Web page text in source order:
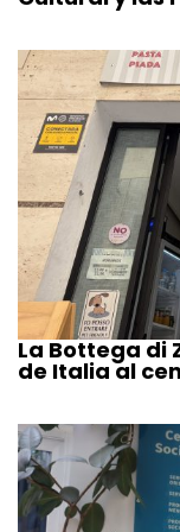
La Bottega di
de Italia al